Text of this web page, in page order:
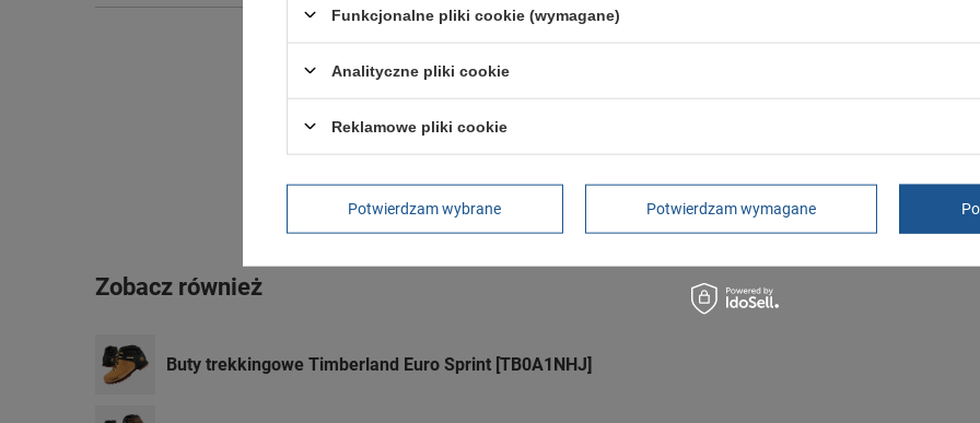
85-079 Bydgoszcz
Polska
Zobacz również
Buty trekkingowe Timberland Euro Sprint [TB0A1NHJ]
Funkcjonalne pliki cookie (wymagane)
Analityczne pliki cookie
Reklamowe pliki cookie
Potwierdzam wybrane Potwierdzam wymagane